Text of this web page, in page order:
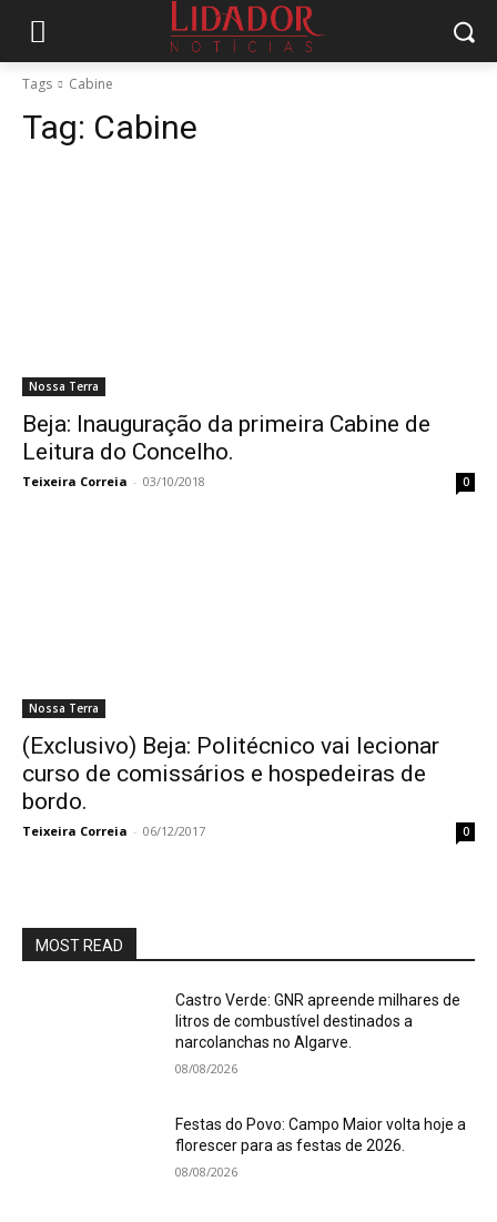
Tags Cabine
Tag: Cabine
Nossa Terra
Beja: Inauguração da primeira Cabine de
Leitura do Concelho.
Teixeira Correia - 03/10/2018 0
Nossa Terra
(Exclusivo) Beja: Politécnico vai lecionar
curso de comissários e hospedeiras de
bordo.
Teixeira Correia - 06/12/2017 0
MOST READ
Castro Verde: GNR apreende milhares de
litros de combustível destinados a
narcolanchas no Algarve.
08/08/2026
Festas do Povo: Campo Maior volta hoje a
florescer para as festas de 2026.
08/08/2026